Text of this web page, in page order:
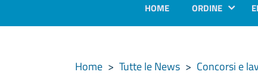
HOME ORDINE
Home > Tutte le News > Concorsi e